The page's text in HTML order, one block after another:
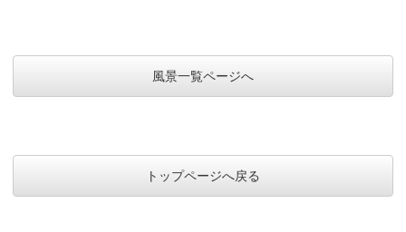
風景一覧ページへ
トップページへ戻る